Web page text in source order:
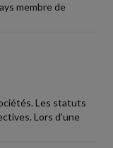
membre de
Les statuts
Lors d'une